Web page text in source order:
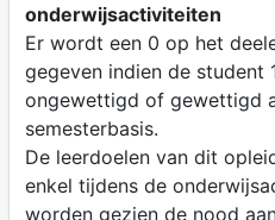
onderwijsactiviteiten
Er wordt een 0 op het
gegeven indien de student
ongewettigd of gewettigd
semesterbasis.
De leerdoelen van dit
enkel tijdens de
worden gezien de nood